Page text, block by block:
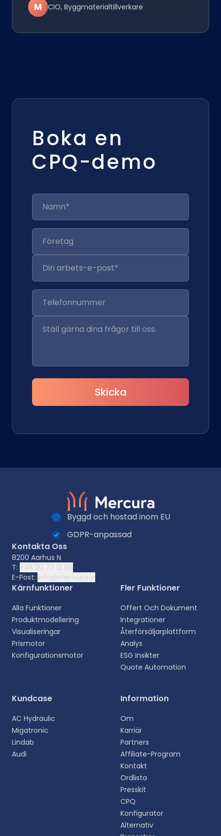
Välj ditt språk
upplevelse.
M CIO, Byggmaterialtillverkare
Boka en
CPQ-demo
Skicka
Byggd och hostad inom EU
GDPR-anpassad
Kontakta Oss
8200 Aarhus N
T: +45 20 77 12 96
E-Post: info@mercura.io
Kärnfunktioner
Alla Funktioner
Produktmodellering
Visualiseringar
Prismotor
Konfigurationsmotor
Fler Funktioner
Offert Och Dokument
Integrationer
Återförsäljarplattform
Analys
ESG Insikter
Quote Automation
Kundcase
AC Hydraulic
Migatronic
Lindab
Audi
Information
Om
Karriär
Partners
Affiliate-Program
Kontakt
Ordlista
Presskit
CPQ
Konfigurator
Alternativ